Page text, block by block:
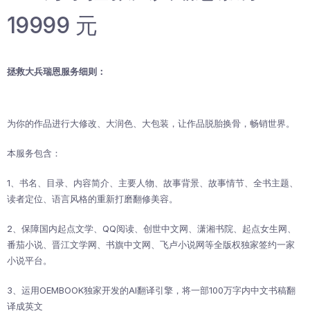
19999 元
拯救大兵瑞恩服务细则：
为你的作品进行大修改、大润色、大包装，让作品脱胎换骨，畅销世界。
本服务包含：
1、书名、目录、内容简介、主要人物、故事背景、故事情节、全书主题、
读者定位、语言风格的重新打磨翻修美容。
2、保障国内起点文学、QQ阅读、创世中文网、潇湘书院、起点女生网、
番茄小说、晋江文学网、书旗中文网、飞卢小说网等全版权独家签约一家
小说平台。
3、运用OEMBOOK独家开发的AI翻译引擎，将一部100万字内中文书稿翻
译成英文